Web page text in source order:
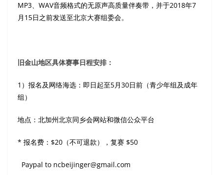
MP3、WAV音频格式的无原声高质量伴奏带，并于2018年7
月15日之前发送至北京大赛组委会。
旧金山地区具体赛事日程安排：
1）报名及网络海选：即日起至5月30日前（青少年组及成年
组）
地点：北加州北京同乡会网站和微信公众平台
* 报名费：$20（不可退款），复赛 $50
Paypal to ncbeijinger@gmail.com